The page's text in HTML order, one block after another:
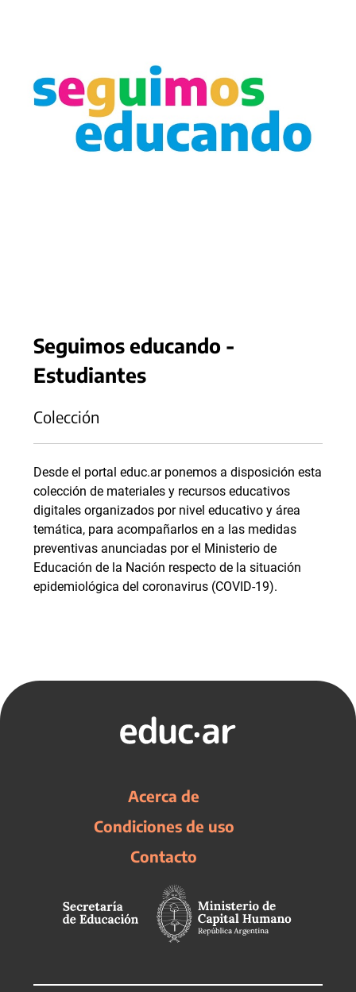
Seguimos educando -
Estudiantes
Colección
Desde el portal educ.ar ponemos a disposición esta
colección de materiales y recursos educativos
digitales organizados por nivel educativo y área
temática, para acompañarlos en a las medidas
preventivas anunciadas por el Ministerio de
Educación de la Nación respecto de la situación
epidemiológica del coronavirus (COVID-19).
Acerca de
Condiciones de uso
Contacto